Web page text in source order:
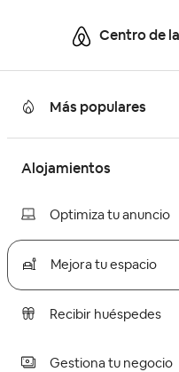
Centro de
Más populares
Alojamientos
Optimiza tu anuncio
Mejora tu espacio
Recibir huéspedes
Gestiona tu negocio